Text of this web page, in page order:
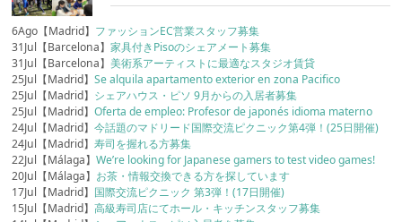
6Ago【Madrid】 ファッションEC営業スタッフ募集
31Jul【Barcelona】家具付きPisoのシェアメート募集
31Jul【Barcelona】美術系アーティストに最適なスタジオ賃貸
25Jul【Madrid】Se alquila apartamento exterior en zona Pacifico
25Jul【Madrid】 シェアハウス・ピソ 9月からの入居者募集
25Jul【Madrid】Oferta de empleo: Profesor de japonés idioma materno
24Jul【Madrid】今話題のマドリード国際交流ピクニック第4弾！(25日開催)
24Jul【Madrid】寿司を握れる方募集
22Jul【Málaga】We’re looking for Japanese gamers to test video games!
20Jul【Málaga】 お茶・情報交換できる方を探しています
17Jul【Madrid】 国際交流ピクニック 第3弾！(17日開催)
15Jul【Madrid】高級寿司店にてホール・キッチンスタッフ募集